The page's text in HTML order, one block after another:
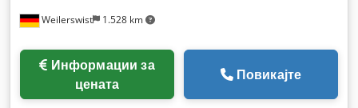
Weilerswist 1.528 km
цената
Повикајте